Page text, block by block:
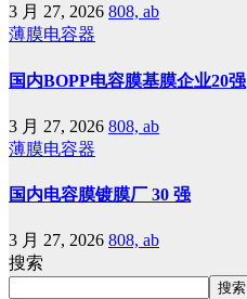
3 月 27, 2026 808, ab
薄膜电容器
国内BOPP电容膜基膜企业20强
3 月 27, 2026 808, ab
薄膜电容器
国内电容膜镀膜厂 30 强
3 月 27, 2026 808, ab
搜索
搜索